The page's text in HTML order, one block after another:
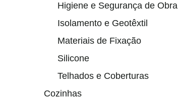
Higiene e Segurança de Obra
Isolamento e Geotêxtil
Materiais de Fixação
Silicone
Telhados e Coberturas
Cozinhas